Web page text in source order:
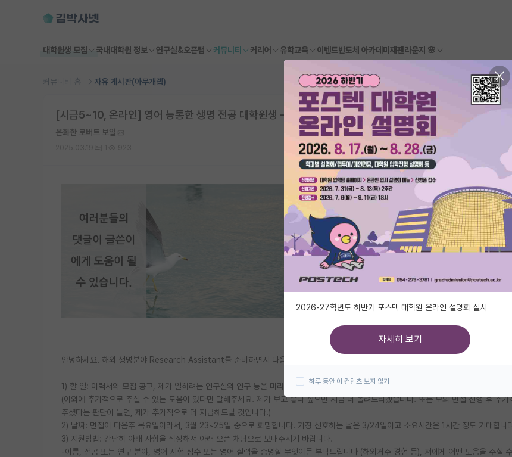
대학원생 모집 국내대학원 정보 연구실&오픈랩 커뮤니티 커리어 유학교육 이벤트반도체 아카데미 재팬라운지 🌸
커뮤니티 홈 자유 게시판(아무개랩)
[시급5~10, 온라인] 영어 능통한 생명 전공 대학원생 - 모의면접 도와주세요
온화한 로버트 보일
안녕하세요. 해외 생명분야 Research Assistant를 준비하면서 다음주에 면접을 보게 되어서, 온라인 영어 모의면접을 하고 싶습니다.
1) 할 일: 이력서와 모집 공고, 제가 일하려는 연구실의 연구 등을 미리 훑어보기, 모의 면접 진행 후 피드백
(이외에 추가적으로 주실 수 있는 도움이 있다면 말해주세요. 제가 보고 좋다 싶으면 시급 더 올려드리겠습니다. 또는 모의 면접 진행 후 추가
주셨다는 판단이 들면, 제가 추가적으로 더 지급해드릴 것입니다.)
2) 날짜: 면접이 다음주 목요일이라서, 3월 23~25일 중으로 희망합니다. 가장 선호하는 날은 3/24일이고 소요시간은 1시간 정도 기대합니
3) 지원방법: 간단히 아래 사항을 작성해서 아래 오픈 채팅으로 보내주시기 바랍니다.
-이름, 전공 또는 연구 분야, 영어 시험 점수 또는 영어 실력을 증명할 무엇이든 부탁드립니다 (해외거주 경험 등), 저에게 어떤 도움을 주실
2026-27학년도 하반기 포스텍 대학원 온라인 설명회 실시
자세히 보기
하루 동안 이 컨텐츠 보지 않기